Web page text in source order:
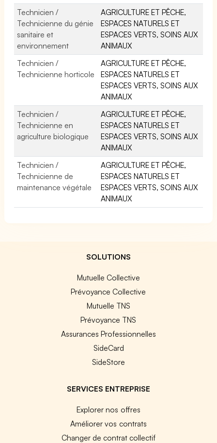
Technicien /
Technicienne du génie
sanitaire et
environnement
AGRICULTURE ET PÊCHE,
ESPACES NATURELS ET
ESPACES VERTS, SOINS AUX
ANIMAUX
Technicien /
Technicienne horticole
AGRICULTURE ET PÊCHE,
ESPACES NATURELS ET
ESPACES VERTS, SOINS AUX
ANIMAUX
Technicien /
Technicienne en
agriculture biologique
AGRICULTURE ET PÊCHE,
ESPACES NATURELS ET
ESPACES VERTS, SOINS AUX
ANIMAUX
Technicien /
Technicienne de
maintenance végétale
AGRICULTURE ET PÊCHE,
ESPACES NATURELS ET
ESPACES VERTS, SOINS AUX
ANIMAUX
SOLUTIONS
Mutuelle Collective
Prévoyance Collective
Mutuelle TNS
Prévoyance TNS
Assurances Professionnelles
SideCard
SideStore
SERVICES ENTREPRISE
Explorer nos offres
Améliorer vos contrats
Changer de contrat collectif